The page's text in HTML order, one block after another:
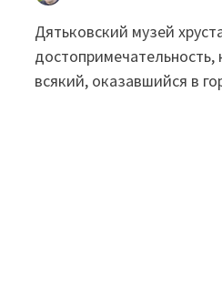
Дятьковский музей
всякий, оказавшийся в